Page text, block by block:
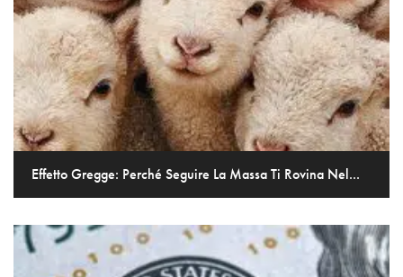
Effetto Gregge: Perché Seguire La Massa Ti Rovina Nel...